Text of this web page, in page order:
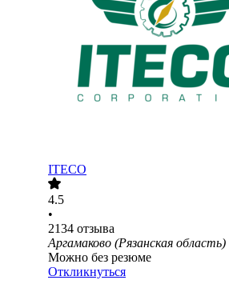
ITECO
4.5
•
2134 отзыва
Аргамаково (Рязанская область)
Можно без резюме
Откликнуться